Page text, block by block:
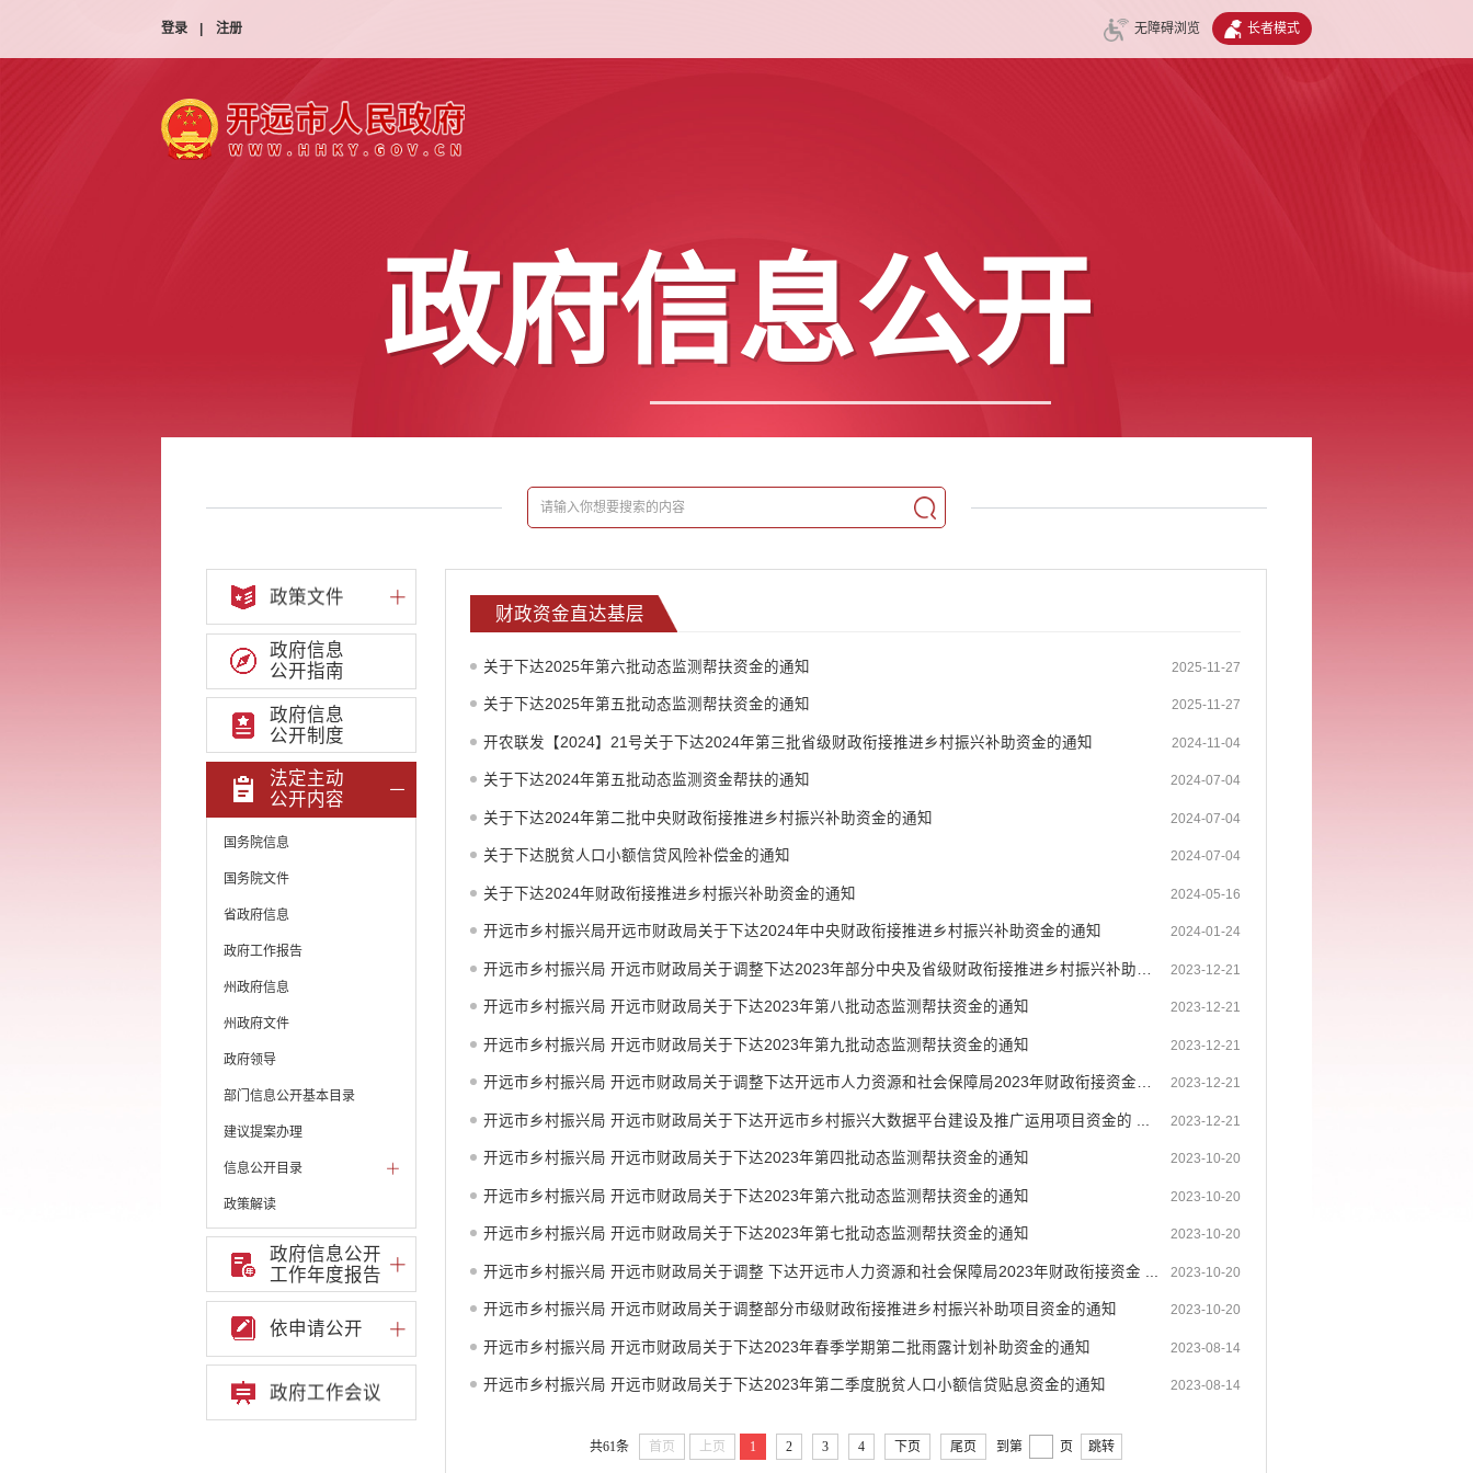
登录 注册 无障碍浏览 长者模式
政府信息公开
政策文件
政府信息
公开指南
政府信息
公开制度
法定主动
公开内容
国务院信息
国务院文件
省政府信息
政府工作报告
州政府信息
州政府文件
政府领导
部门信息公开基本目录
建议提案办理
信息公开目录
政策解读
机构职能和权责清单
自然资源政务公开
重点领域信息公开
行政事业性收费
公务员管理
政府信息公开
工作年度报告
依申请公开
政府工作会议
财政资金直达基层
关于下达2025年第六批动态监测帮扶资金的通知 2025-11-27
关于下达2025年第五批动态监测帮扶资金的通知 2025-11-27
开农联发【2024】21号关于下达2024年第三批省级财政衔接推进乡村振兴补助资金的通知 2024-11-04
关于下达2024年第五批动态监测资金帮扶的通知 2024-07-04
关于下达2024年第二批中央财政衔接推进乡村振兴补助资金的通知 2024-07-04
关于下达脱贫人口小额信贷风险补偿金的通知 2024-07-04
关于下达2024年财政衔接推进乡村振兴补助资金的通知 2024-05-16
开远市乡村振兴局开远市财政局关于下达2024年中央财政衔接推进乡村振兴补助资金的通知 2024-01-24
2023-12-21
开远市乡村振兴局 开远市财政局关于下达2023年第八批动态监测帮扶资金的通知 2023-12-21
开远市乡村振兴局 开远市财政局关于下达2023年第九批动态监测帮扶资金的通知 2023-12-21
开远市乡村振兴局 开远市财政局关于调整下达开远市人力资源和社会保障局2023年财政衔接资金项... 2023-12-21
开远市乡村振兴局 开远市财政局关于下达开远市乡村振兴大数据平台建设及推广运用项目资金的 ... 2023-12-21
开远市乡村振兴局 开远市财政局关于下达2023年第四批动态监测帮扶资金的通知 2023-10-20
开远市乡村振兴局 开远市财政局关于下达2023年第六批动态监测帮扶资金的通知 2023-10-20
开远市乡村振兴局 开远市财政局关于下达2023年第七批动态监测帮扶资金的通知 2023-10-20
开远市乡村振兴局 开远市财政局关于调整 下达开远市人力资源和社会保障局2023年财政衔接资金 ... 2023-10-20
开远市乡村振兴局 开远市财政局关于调整部分市级财政衔接推进乡村振兴补助项目资金的通知 2023-10-20
开远市乡村振兴局 开远市财政局关于下达2023年春季学期第二批雨露计划补助资金的通知 2023-08-14
开远市乡村振兴局 开远市财政局关于下达2023年第二季度脱贫人口小额信贷贴息资金的通知 2023-08-14
共61条 首页 上页 1 2 3 4 下页 尾页 到第 页 跳转